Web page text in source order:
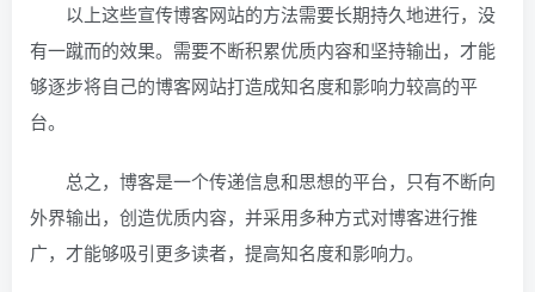
以上这些宣传博客网站的方法需要长期持久地进行，没
有一蹴而的效果。需要不断积累优质内容和坚持输出，才能
够逐步将自己的博客网站打造成知名度和影响力较高的平
台。
总之，博客是一个传递信息和思想的平台，只有不断向
外界输出，创造优质内容，并采用多种方式对博客进行推
广，才能够吸引更多读者，提高知名度和影响力。